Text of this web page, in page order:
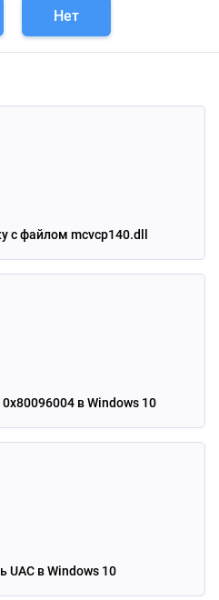
Нет
с файлом mcvcp140.dll
в Windows 10
UAC в Windows 10